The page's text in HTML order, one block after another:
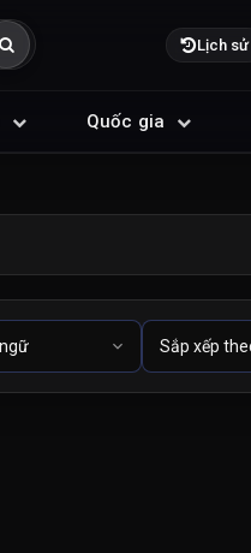
Lịch sử
Quốc gia